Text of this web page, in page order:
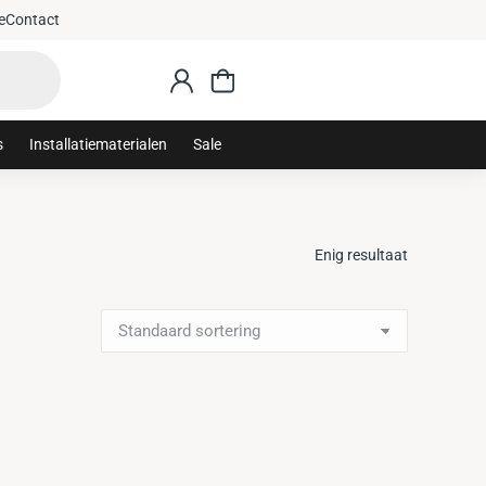
Contact
Installatiematerialen Sale
Enig resultaat